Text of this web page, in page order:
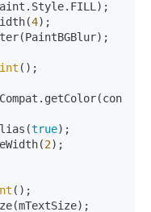
4);
();
true);
2);
();